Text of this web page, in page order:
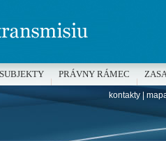
PRÁVNY RÁMEC
kontakty|